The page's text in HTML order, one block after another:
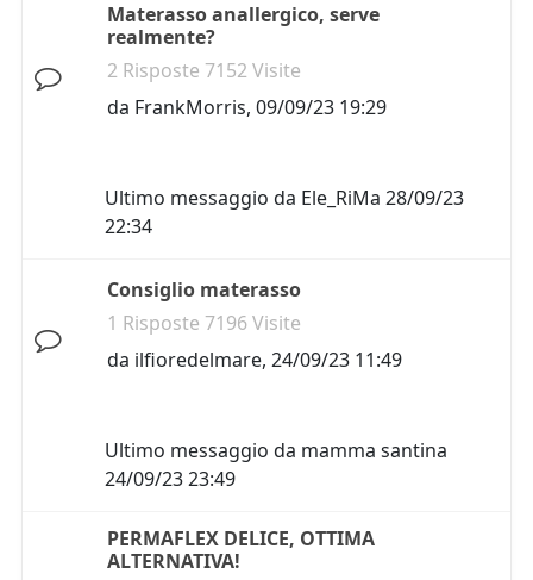
Materasso anallergico, serve
realmente?
2 Risposte 7152 Visite
da FrankMorris, 09/09/23 19:29
Ultimo messaggio da Ele_RiMa 28/09/23
22:34
Consiglio materasso
1 Risposte 7196 Visite
da ilfioredelmare, 24/09/23 11:49
Ultimo messaggio da mamma santina
24/09/23 23:49
PERMAFLEX DELICE, OTTIMA
ALTERNATIVA!